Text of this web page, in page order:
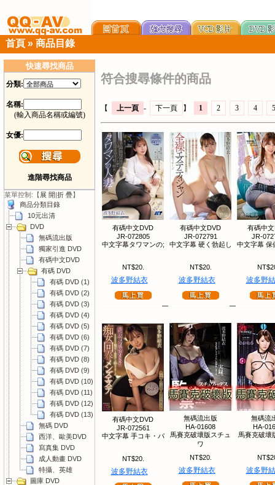
首頁 » 商品目錄
快速尋找商品
分類:
名稱:
(輸入商品名稱或編號)
女優:
進階尋找商品
菜單控制:【展 開|折 疊】
商品分類目錄
10元出清
DVD
無碼流出版
獨家引進 DVD
有碼中文DVD
有碼 DVD
有碼 DVD (1)
有碼 DVD (2)
有碼 DVD (3)
有碼 DVD (4)
有碼 DVD (5)
有碼 DVD (6)
有碼 DVD (7)
有碼 DVD (8)
有碼 DVD (9)
有碼 DVD (10)
有碼 DVD (11)
有碼 DVD (12)
有碼 DVD (13)
無碼 DVD
西洋、歐美DVD
寫真集 DVD
成人動畫 DVD
特攝、英雄
圖庫 DVD
符合搜尋條件的商品
【 上一頁 - 下一頁 】 1 2 3 4 5
有碼中文DVD
JR-072805
中文字幕タワマンの;
NT$20.
波多野結衣
有碼中文DVD
JR-072791
中文字幕 硬く勃起し
NT$20.
波多野結衣
有碼中
JR-
中文字幕 保
波多野
有碼中文DVD
JR-072561
中文字幕 手コキ・パ
NT$20.
波多野結衣
無碼流出版
HA-01608
馬賽克破壞版スチュ
ワ
NT$20.
波多野結衣
無碼流
HA-
馬賽克破壞
波多野